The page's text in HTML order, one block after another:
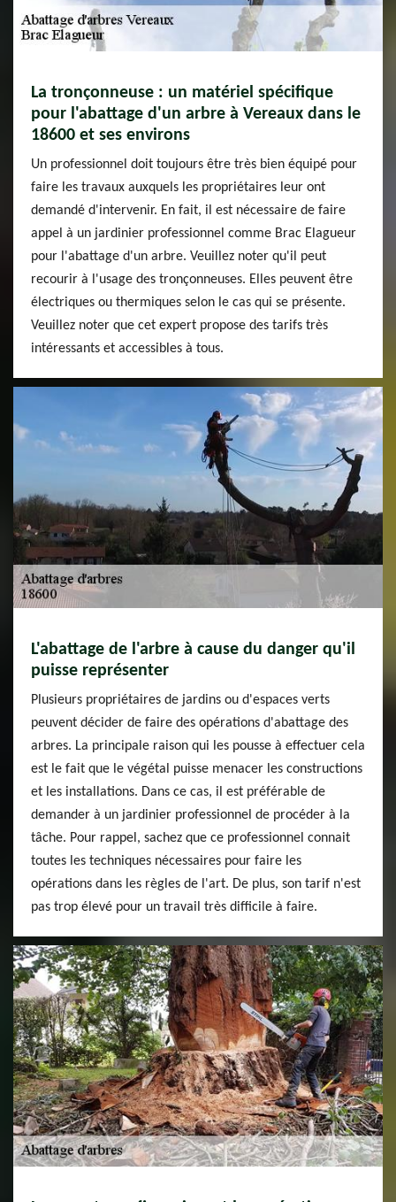
La tronçonneuse : un matériel spécifique
pour l'abattage d'un arbre à Vereaux dans le
18600 et ses environs
Un professionnel doit toujours être très bien équipé pour
faire les travaux auxquels les propriétaires leur ont
demandé d'intervenir. En fait, il est nécessaire de faire
appel à un jardinier professionnel comme Brac Elagueur
pour l'abattage d'un arbre. Veuillez noter qu'il peut
recourir à l'usage des tronçonneuses. Elles peuvent être
électriques ou thermiques selon le cas qui se présente.
Veuillez noter que cet expert propose des tarifs très
intéressants et accessibles à tous.
L'abattage de l'arbre à cause du danger qu'il
puisse représenter
Plusieurs propriétaires de jardins ou d'espaces verts
peuvent décider de faire des opérations d'abattage des
arbres. La principale raison qui les pousse à effectuer cela
est le fait que le végétal puisse menacer les constructions
et les installations. Dans ce cas, il est préférable de
demander à un jardinier professionnel de procéder à la
tâche. Pour rappel, sachez que ce professionnel connait
toutes les techniques nécessaires pour faire les
opérations dans les règles de l'art. De plus, son tarif n'est
pas trop élevé pour un travail très difficile à faire.